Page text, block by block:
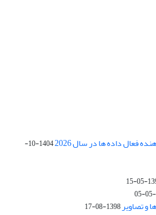
فعال داده ها در سال 2026
1404-10-
و تصاویر1398-08-17